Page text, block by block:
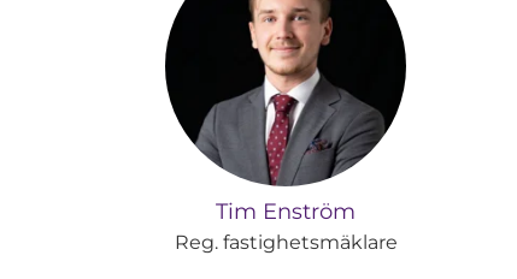
Tim Enström
Reg. fastighetsmäklare